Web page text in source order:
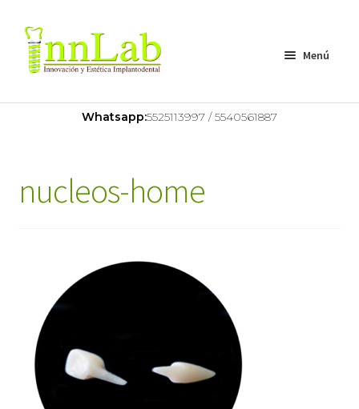
Menú
Home
Servicios
Whatsapp:5525113997 / 5540561887
nucleos-home